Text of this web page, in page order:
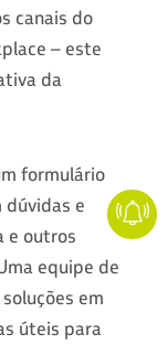
canais do
– este
da
formulário
e
e outros
equipe de
em
úteis para